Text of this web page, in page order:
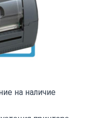
на наличие